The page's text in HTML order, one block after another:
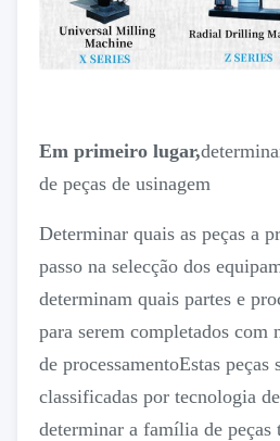
Em primeiro lugar,
de peças de usinagem
Determinar quais as peças a
passo na selecção dos
determinam quais partes e
para serem completados com
de processamentoEstas peças
classificadas por tecnologia
determinar a família de